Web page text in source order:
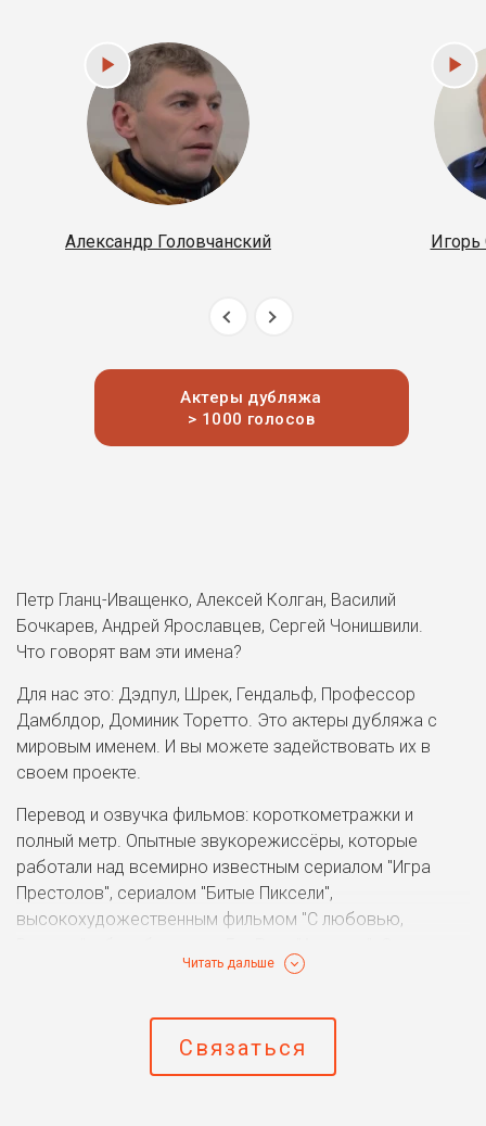
Александр Головчанский Игорь
Актеры дубляжа
> 1000 голосов
Петр Гланц-Иващенко, Алексей Колган, Василий
Бочкарев, Андрей Ярославцев, Сергей Чонишвили.
Что говорят вам эти имена?
Для нас это: Дэдпул, Шрек, Гендальф, Профессор
Дамблдор, Доминик Торетто. Это актеры дубляжа с
мировым именем. И вы можете задействовать их в
своем проекте.
Перевод и озвучка фильмов: короткометражки и
полный метр. Опытные звукорежиссёры, которые
работали над всемирно известным сериалом "Игра
Престолов", сериалом "Битые Пиксели",
высокохудожественным фильмом "С любовью,
создадут идеальную рабочую атмосферу для вашего
монтаж. Уютная студия, менеджеры, которые всегда на
связи, прозрачные условия и контролируемый процесс
работы – это студия КупиГолос.
Читать дальше
Связаться